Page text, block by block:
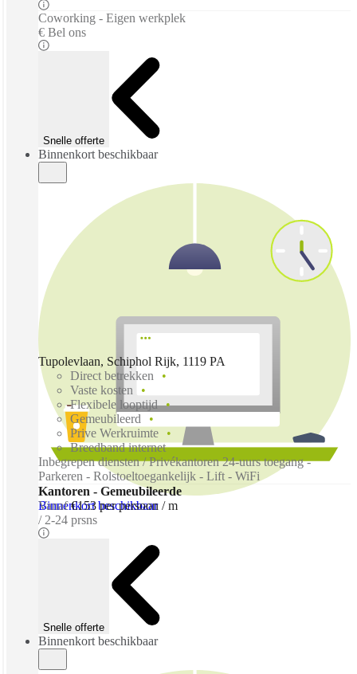
Coworking - Eigen werkplek
€ Bel ons
Snelle offerte
Binnenkort beschikbaar
Binnenkort beschikbaar
Tupolevlaan, Schiphol Rijk, 1119 PA
Direct betrekken
Vaste kosten
Flexibele looptijd
Gemeubileerd
Prive Werkruimte
Breedband internet
Inbegrepen diensten / Privékantoren 24-uurs toegang -
Parkeren - Rolstoeltoegankelijk - Lift - WiFi
Kantoren - Gemeubileerde
Vanaf €153 per persoon / m
2-24 prsns
Snelle offerte
Binnenkort beschikbaar